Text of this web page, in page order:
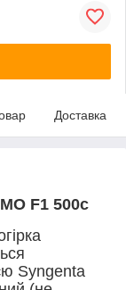
Доставка
F1 500с
Syngenta